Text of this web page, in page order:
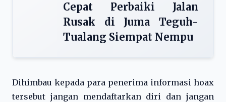
Cepat Perbaiki Jalan
Rusak di Juma Teguh-
Tualang Siempat Nempu
Dihimbau kepada para penerima informasi hoax
tersebut jangan mendaftarkan diri dan jangan